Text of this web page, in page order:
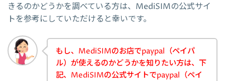
きるのかどうかを調べている方は、MediSIMの公式サイ
トを参考にしていただけると幸いです。
もし、MediSIMのお店でpaypal（ペイパ
ル）が使えるのかどうかを知りたい方は、下
記、MediSIMの公式サイトでpaypal（ペイ